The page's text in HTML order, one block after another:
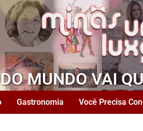
MUNDO VAI
Gastronomia Você Precisa